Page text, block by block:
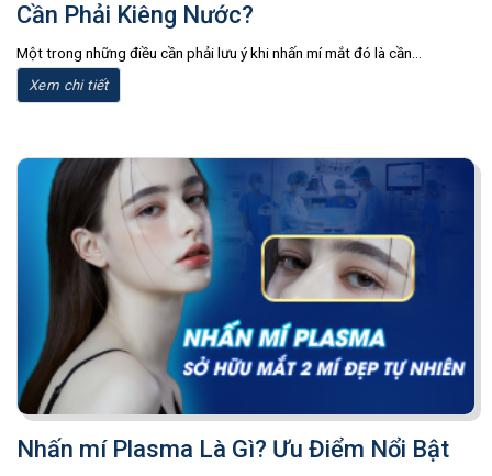
Cần Phải Kiêng Nước?
Một trong những điều cần phải lưu ý khi nhấn mí mắt đó là cần...
Xem chi tiết
Nhấn mí Plasma Là Gì? Ưu Điểm Nổi Bật